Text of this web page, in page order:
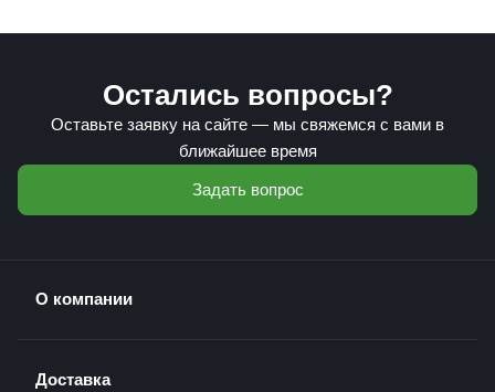
Остались вопросы?
Оставьте заявку на сайте — мы свяжемся с вами в
ближайшее время
Задать вопрос
О компании
Доставка